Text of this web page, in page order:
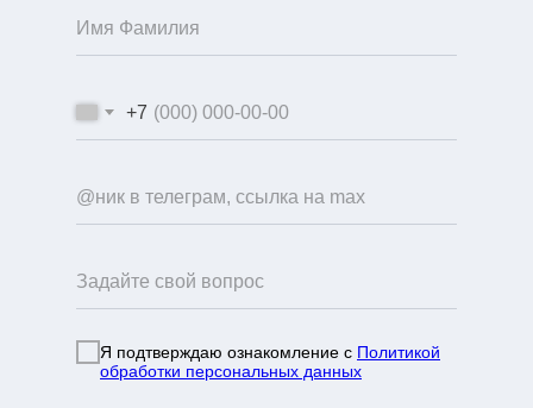
+7
Я подтверждаю ознакомление с Политикой
обработки персональных данных